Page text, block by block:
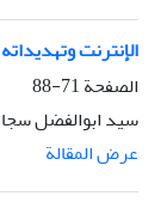
الإنترنت
الصفحة71-88
سید ابوالفضل
عرض المقالة